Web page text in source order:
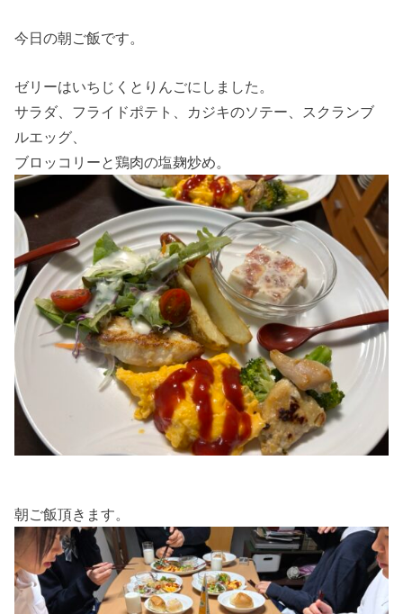
今日の朝ご飯です。
ゼリーはいちじくとりんごにしました。
サラダ、フライドポテト、カジキのソテー、スクランブ
ルエッグ、
ブロッコリーと鶏肉の塩麹炒め。
朝ご飯頂きます。